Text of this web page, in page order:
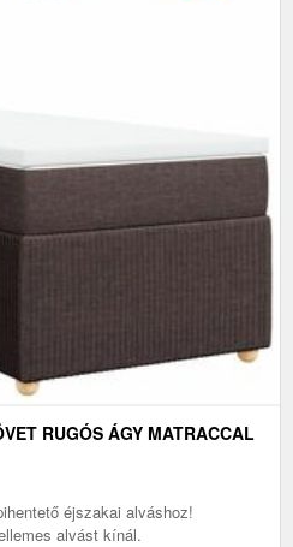
RUGÓS ÁGY MATRACCAL
éjszakai alváshoz!
alvást kínál.